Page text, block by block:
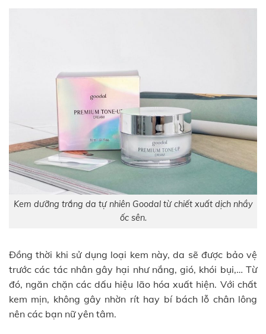
Kem dưỡng trắng da tự nhiên Goodal từ chiết xuất dịch nhầy
ốc sên.
Đồng thời khi sử dụng loại kem này, da sẽ được bảo vệ
trước các tác nhân gây hại như nắng, gió, khói bụi,… Từ
đó, ngăn chặn các dấu hiệu lão hóa xuất hiện. Với chất
kem mịn, không gây nhờn rít hay bí bách lỗ chân lông
nên các bạn nữ yên tâm.